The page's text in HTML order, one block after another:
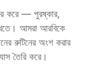
করে — পুরষ্কার,
আমরা আরবিকে
রুটিনের অংশ করার
তৈরি করে।